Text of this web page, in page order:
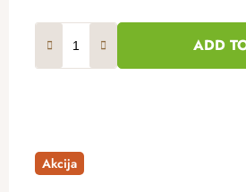
ADD
Akcija